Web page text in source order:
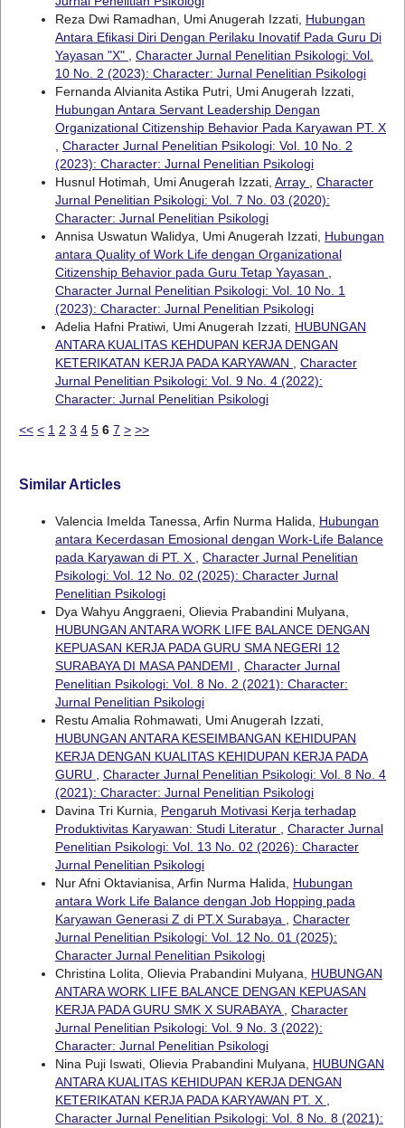
Reza Dwi Ramadhan, Umi Anugerah Izzati, Hubungan
Antara Efikasi Diri Dengan Perilaku Inovatif Pada Guru Di
Yayasan "X"
Character Jurnal Penelitian Psikologi: Vol.
10 No. 2 (2023): Character: Jurnal Penelitian Psikologi
Fernanda Alvianita Astika Putri, Umi Anugerah Izzati,
Hubungan Antara Servant Leadership Dengan
Organizational Citizenship Behavior Pada Karyawan PT. X
Character Jurnal Penelitian Psikologi: Vol. 10 No. 2
(2023): Character: Jurnal Penelitian Psikologi
Husnul Hotimah, Umi Anugerah Izzati, Array
Character
Jurnal Penelitian Psikologi: Vol. 7 No. 03 (2020):
Character: Jurnal Penelitian Psikologi
Annisa Uswatun Walidya, Umi Anugerah Izzati, Hubungan
antara Quality of Work Life dengan Organizational
Citizenship Behavior pada Guru Tetap Yayasan
Character Jurnal Penelitian Psikologi: Vol. 10 No. 1
(2023): Character: Jurnal Penelitian Psikologi
Adelia Hafni Pratiwi, Umi Anugerah Izzati, HUBUNGAN
ANTARA KUALITAS KEHDUPAN KERJA DENGAN
KETERIKATAN KERJA PADA KARYAWAN
Character
Jurnal Penelitian Psikologi: Vol. 9 No. 4 (2022):
Character: Jurnal Penelitian Psikologi
<< < 1 2 3 4 5 6 7 > >>
Similar Articles
Valencia Imelda Tanessa, Arfin Nurma Halida, Hubungan
antara Kecerdasan Emosional dengan Work-Life Balance
pada Karyawan di PT. X
Character Jurnal Penelitian
Psikologi: Vol. 12 No. 02 (2025): Character Jurnal
Penelitian Psikologi
Dya Wahyu Anggraeni, Olievia Prabandini Mulyana,
HUBUNGAN ANTARA WORK LIFE BALANCE DENGAN
KEPUASAN KERJA PADA GURU SMA NEGERI 12
SURABAYA DI MASA PANDEMI
Character Jurnal
Penelitian Psikologi: Vol. 8 No. 2 (2021): Character:
Jurnal Penelitian Psikologi
Restu Amalia Rohmawati, Umi Anugerah Izzati,
HUBUNGAN ANTARA KESEIMBANGAN KEHIDUPAN
KERJA DENGAN KUALITAS KEHIDUPAN KERJA PADA
GURU
Character Jurnal Penelitian Psikologi: Vol. 8 No. 4
(2021): Character: Jurnal Penelitian Psikologi
Davina Tri Kurnia, Pengaruh Motivasi Kerja terhadap
Produktivitas Karyawan: Studi Literatur
Character Jurnal
Penelitian Psikologi: Vol. 13 No. 02 (2026): Character
Jurnal Penelitian Psikologi
Nur Afni Oktavianisa, Arfin Nurma Halida, Hubungan
antara Work Life Balance dengan Job Hopping pada
Karyawan Generasi Z di PT.X Surabaya
Character
Jurnal Penelitian Psikologi: Vol. 12 No. 01 (2025):
Character Jurnal Penelitian Psikologi
Christina Lolita, Olievia Prabandini Mulyana, HUBUNGAN
ANTARA WORK LIFE BALANCE DENGAN KEPUASAN
KERJA PADA GURU SMK X SURABAYA
Character
Jurnal Penelitian Psikologi: Vol. 9 No. 3 (2022):
Character: Jurnal Penelitian Psikologi
Nina Puji Iswati, Olievia Prabandini Mulyana, HUBUNGAN
ANTARA KUALITAS KEHIDUPAN KERJA DENGAN
KETERIKATAN KERJA PADA KARYAWAN PT. X
Character Jurnal Penelitian Psikologi: Vol. 8 No. 8 (2021):